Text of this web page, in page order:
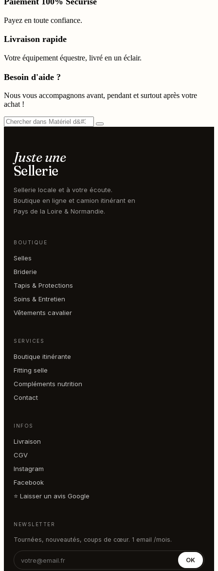
Payez en toute confiance.
Livraison rapide
Votre équipement équestre, livré en un éclair.
Besoin d'aide ?
Nous vous accompagnons avant, pendant et surtout après votre
achat !
Juste une
Sellerie
Sellerie locale et à votre écoute.
Boutique en ligne et camion itinérant en
Pays de la Loire & Normandie.
BOUTIQUE
Selles
Briderie
Tapis & Protections
Soins & Entretien
Vêtements cavalier
SERVICES
Boutique itinérante
Fitting selle
Compléments nutrition
Contact
INFOS
Livraison
CGV
Instagram
Facebook
⭐ Laisser un avis Google
NEWSLETTER
Tournées, nouveautés, coups de cœur. 1 email /mois.
OK